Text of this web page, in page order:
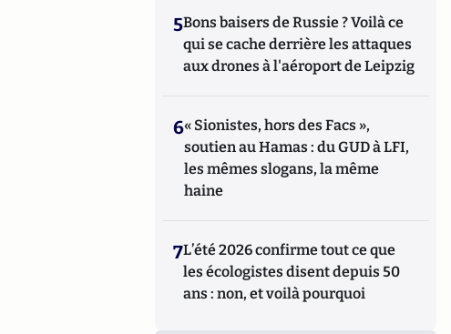
5Bons baisers de Russie ? Voilà ce
qui se cache derrière les attaques
aux drones à l'aéroport de Leipzig
6« Sionistes, hors des Facs »,
soutien au Hamas : du GUD à LFI,
les mêmes slogans, la même
haine
7L’été 2026 confirme tout ce que
les écologistes disent depuis 50
ans : non, et voilà pourquoi